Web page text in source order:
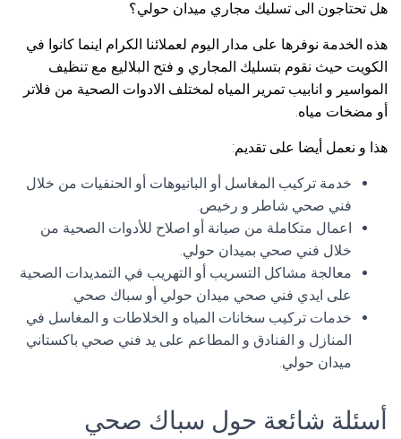
هل تحتاجون الى تسليك مجاري ميدان حولي؟
هذه الخدمة نوفرها على مدار اليوم لعملائنا الكرام اينما كانوا في
الكويت حيث نقوم بتسليك المجاري و فتح البلاليع مع تنظيف
المواسير و انابيب تمرير المياه لمختلف الادوات الصحية من فلاتر
أو مضخات مياه.
هذا و نعمل أيضا على تقديم:
خدمة تركيب المغاسل أو البانيوهات أو الحنفيات من خلال
فني صحي شاطر و رخيص.
اعمال متكاملة من صيانة أو اصلاح للأدوات الصحية من
خلال فني صحي بميدان حولي.
معالجة مشاكل التسريب أو التهريب في التمديدات الصحية
على ايدي فني صحي ميدان حولي أو سباك صحي.
خدمات تركيب سخانات المياه و الخلاطات و المغاسل في
المنازل و الفنادق و المطاعم على يد فني صحي باكستاني
ميدان حولي.
أسئلة شائعة حول سباك صحي